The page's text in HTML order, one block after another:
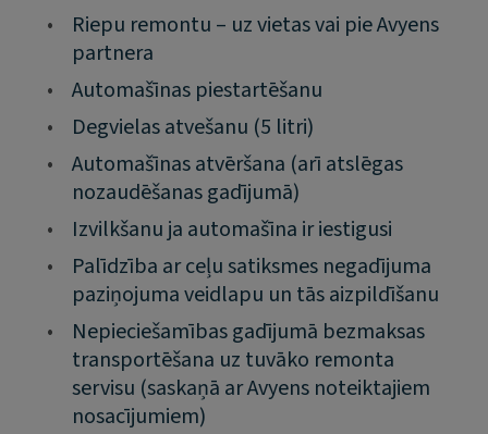
•
Riepu remontu – uz vietas vai pie Avyens
partnera
•
Automašīnas piestartēšanu
•
Degvielas atvešanu (5 litri)
•
Automašīnas atvēršana (arī atslēgas
nozaudēšanas gadījumā)
•
Izvilkšanu ja automašīna ir iestigusi
•
Palīdzība ar ceļu satiksmes negadījuma
paziņojuma veidlapu un tās aizpildīšanu
•
Nepieciešamības gadījumā bezmaksas
transportēšana uz tuvāko remonta
servisu (saskaņā ar Avyens noteiktajiem
nosacījumiem)